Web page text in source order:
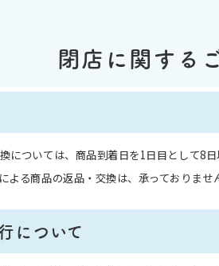
閉店に関する
については、商品到着日を1日目として8
よる商品の返品・交換は、承っておりませ
について